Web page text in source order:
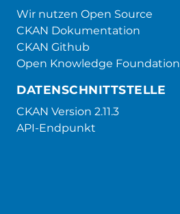
Wir nutzen Open Source
CKAN Dokumentation
CKAN Github
Open Knowledge Foundation
DATENSCHNITTSTELLE
CKAN Version 2.11.3
API-Endpunkt